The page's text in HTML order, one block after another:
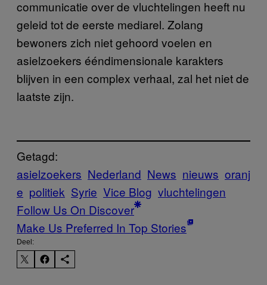
communicatie over de vluchtelingen heeft nu
geleid tot de eerste mediarel. Zolang
bewoners zich niet gehoord voelen en
asielzoekers ééndimensionale karakters
blijven in een complex verhaal, zal het niet de
laatste zijn.
Getagd:
asielzoekers Nederland News nieuws oranj
e politiek Syrie Vice Blog vluchtelingen
Follow Us On Discover
Make Us Preferred In Top Stories
Deel: